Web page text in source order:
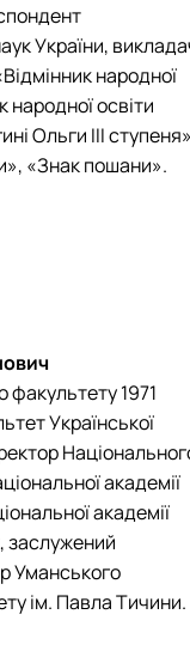
України,
народної
освіти
Ольги ІІІ
«Знак пошани».
факультету 1971
Української
академії
академії
заслужений
Уманського
ім. Павла Тичини.